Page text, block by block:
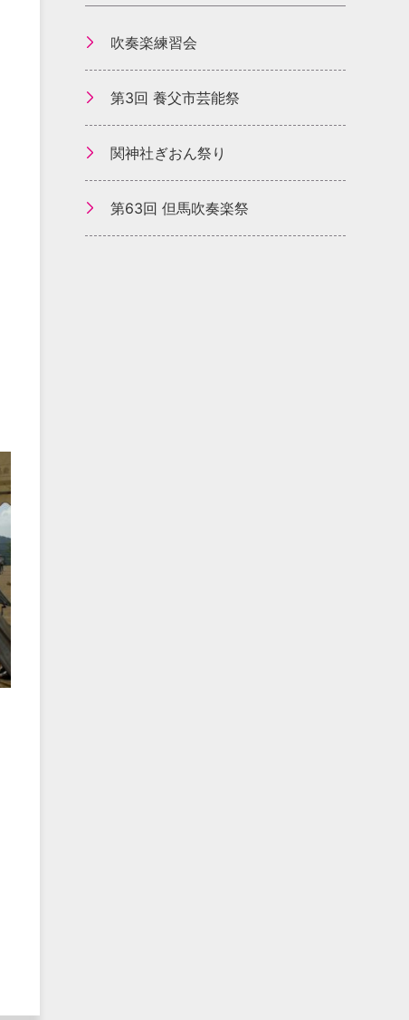
吹奏楽練習会
第3回 養父市芸能祭
関神社ぎおん祭り
第63回 但馬吹奏楽祭